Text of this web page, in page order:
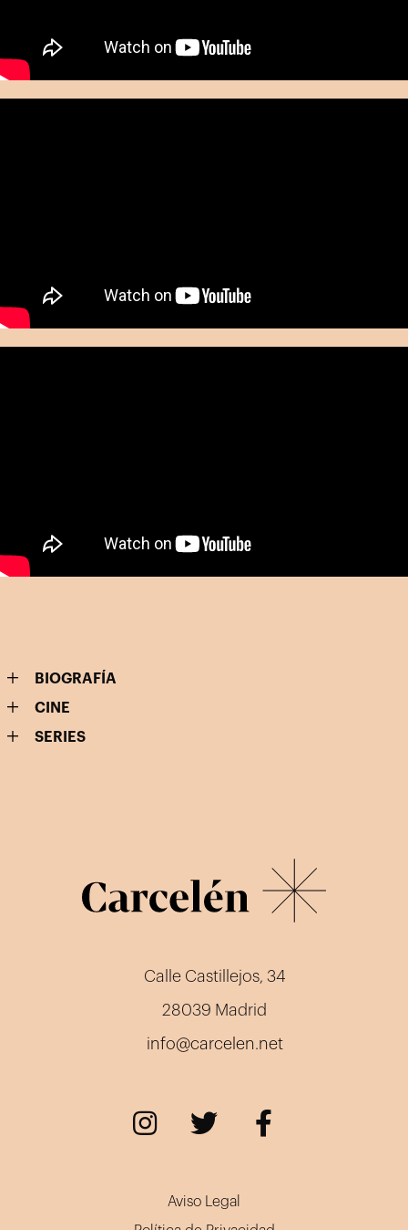
BIOGRAFÍA
CINE
SERIES
Calle Castillejos, 34
28039 Madrid
info@carcelen.net
Aviso Legal